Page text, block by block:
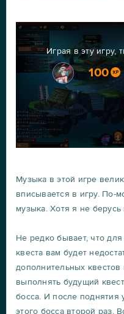
Играя в эту игру,
100
Музыка в этой игре
вписывается в игру. По-
музыка. Хотя я не берусь
Не редко бывает, что
квеста вам будет
дополнительных квестов
выполнять будущий
босса. И после поднятия
этого босса второй раз.